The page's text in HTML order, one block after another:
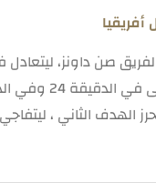
الهدف الثاني ،